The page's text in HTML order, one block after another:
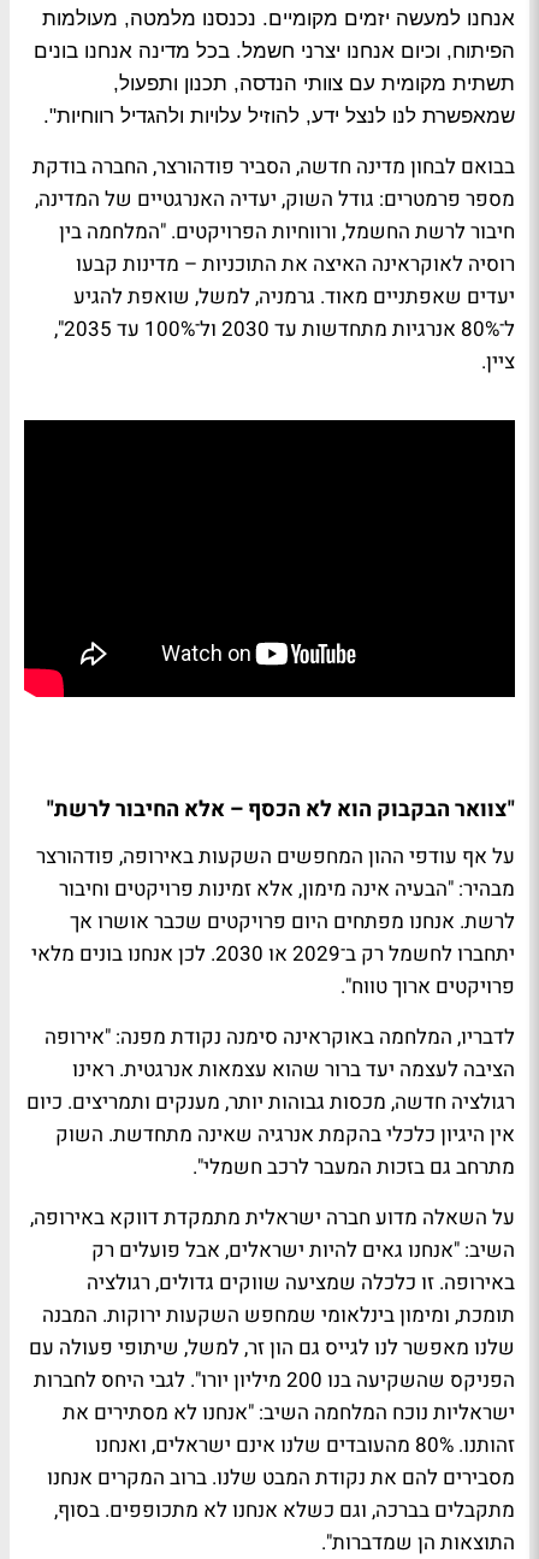
אנחנו למעשה יזמים מקומיים. נכנסנו מלמטה, מעולמות
הפיתוח, וכיום אנחנו יצרני חשמל. בכל מדינה אנחנו בונים
תשתית מקומית עם צוותי הנדסה, תכנון ותפעול,
שמאפשרת לנו לנצל ידע, להוזיל עלויות ולהגדיל רווחיות".
בבואם לבחון מדינה חדשה, הסביר פודהורצר, החברה בודקת
מספר פרמטרים: גודל השוק, יעדיה האנרגטיים של המדינה,
חיבור לרשת החשמל, ורווחיות הפרויקטים. "המלחמה בין
רוסיה לאוקראינה האיצה את התוכניות – מדינות קבעו
יעדים שאפתניים מאוד. גרמניה, למשל, שואפת להגיע
ל־80% אנרגיות מתחדשות עד 2030 ול־100% עד 2035",
ציין.
"צוואר הבקבוק הוא לא הכסף – אלא החיבור לרשת"
על אף עודפי ההון המחפשים השקעות באירופה, פודהורצר
מבהיר: "הבעיה אינה מימון, אלא זמינות פרויקטים וחיבור
לרשת. אנחנו מפתחים היום פרויקטים שכבר אושרו אך
יתחברו לחשמל רק ב־2029 או 2030. לכן אנחנו בונים מלאי
פרויקטים ארוך טווח".
לדבריו, המלחמה באוקראינה סימנה נקודת מפנה: "אירופה
הציבה לעצמה יעד ברור שהוא עצמאות אנרגטית. ראינו
רגולציה חדשה, מכסות גבוהות יותר, מענקים ותמריצים. כיום
אין היגיון כלכלי בהקמת אנרגיה שאינה מתחדשת. השוק
מתרחב גם בזכות המעבר לרכב חשמלי".
על השאלה מדוע חברה ישראלית מתמקדת דווקא באירופה,
השיב: "אנחנו גאים להיות ישראלים, אבל פועלים רק
באירופה. זו כלכלה שמציעה שווקים גדולים, רגולציה
תומכת, ומימון בינלאומי שמחפש השקעות ירוקות. המבנה
שלנו מאפשר לנו לגייס גם הון זר, למשל, שיתופי פעולה עם
הפניקס שהשקיעה בנו 200 מיליון יורו".
לגבי היחס לחברות
ישראליות נוכח המלחמה השיב: "אנחנו לא מסתירים את
זהותנו. 80% מהעובדים שלנו אינם ישראלים, ואנחנו
מסבירים להם את נקודת המבט שלנו. ברוב המקרים אנחנו
מתקבלים בברכה, וגם כשלא אנחנו לא מתכופפים. בסוף,
התוצאות הן שמדברות".